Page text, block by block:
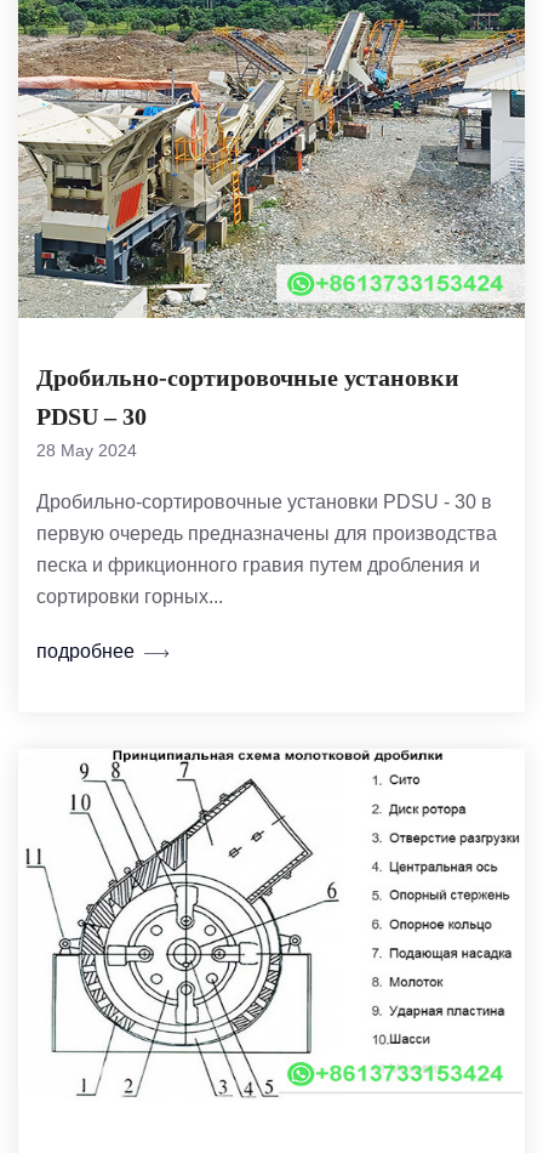
Дробильно-сортировочные установки
PDSU – 30
28 May 2024
Дробильно-сортировочные установки PDSU - 30 в
первую очередь предназначены для производства
песка и фрикционного гравия путем дробления и
сортировки горных...
подробнее